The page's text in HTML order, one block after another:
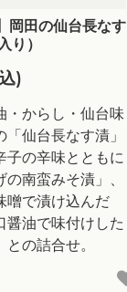
岡田の仙台長なす
り）
)
・からし・仙台味
仙台長なす漬」
子の辛味とともに
南蛮みそ漬」、
噌で漬け込んだ
醤油で味付けした
の詰合せ。